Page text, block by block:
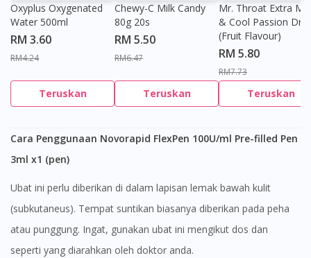
Oxyplus Oxygenated
Water 500ml
RM 3.60
RM4.24
Teruskan
Chewy-C Milk Candy
80g 20s
RM 5.50
RM6.47
Teruskan
Mr. Throat Extra
& Cool Passion
(Fruit Flavour)
RM 5.80
RM7.73
Teruskan
Cara Penggunaan Novorapid FlexPen 100U/ml Pre-filled Pen
3ml x1 (pen)
Ubat ini perlu diberikan di dalam lapisan lemak bawah kulit
(subkutaneus). Tempat suntikan biasanya diberikan pada peha
atau punggung. Ingat, gunakan ubat ini mengikut dos dan
seperti yang diarahkan oleh doktor anda.